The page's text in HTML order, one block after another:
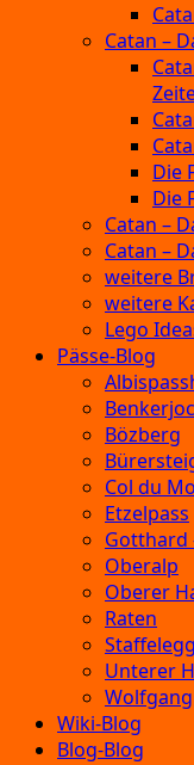
Catan –
Die
Die
Catan –
Catan –
weitere
weitere
Lego
Pässe-Blog
Bözberg
Col du
Etzelpass
Gotthard
Oberalp
Oberer
Raten
Staffelegg
Unterer
Wolfgang
Wiki-Blog
Blog-Blog